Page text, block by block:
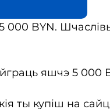
BYN.
яшчэ 5 000
ты купіш на